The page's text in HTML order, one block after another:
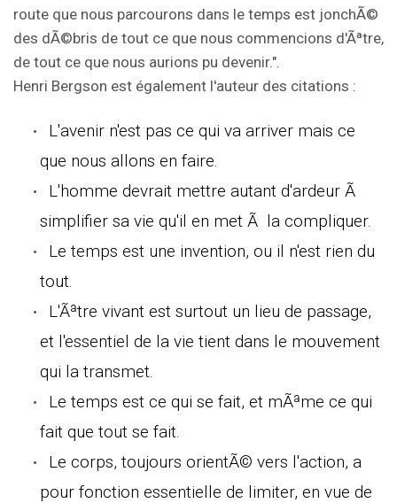
route que nous parcourons dans le temps est jonchÃ©
des dÃ©bris de tout ce que nous commencions d'Ãªtre,
de tout ce que nous aurions pu devenir.".
Henri Bergson est également l'auteur des citations :
L'avenir n'est pas ce qui va arriver mais ce
que nous allons en faire.
L'homme devrait mettre autant d'ardeur Ã
simplifier sa vie qu'il en met Ã la compliquer.
Le temps est une invention, ou il n'est rien du
tout.
L'Ãªtre vivant est surtout un lieu de passage,
et l'essentiel de la vie tient dans le mouvement
qui la transmet.
Le temps est ce qui se fait, et mÃªme ce qui
fait que tout se fait.
Le corps, toujours orientÃ© vers l'action, a
pour fonction essentielle de limiter, en vue de